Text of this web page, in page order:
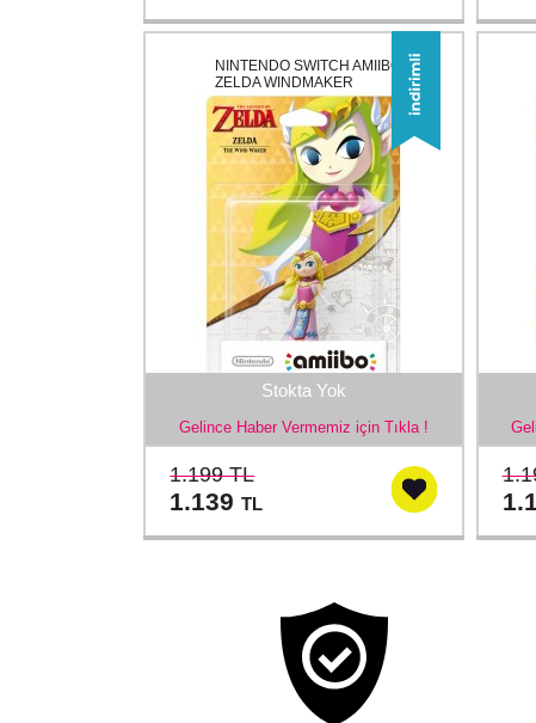
Stokta Yok
Gelince Haber Vermemiz için Tıkla !
NINTENDO SWITCH AMIIBO
ZELDA WINDMAKER
1.199 TL
1.139TL